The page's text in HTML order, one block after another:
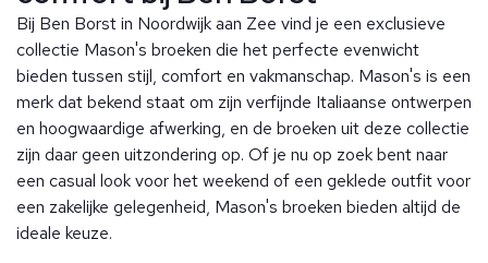
Bij Ben Borst in Noordwijk aan Zee vind je een exclusieve
collectie Mason's broeken die het perfecte evenwicht
bieden tussen stijl, comfort en vakmanschap. Mason's is een
merk dat bekend staat om zijn verfijnde Italiaanse ontwerpen
en hoogwaardige afwerking, en de broeken uit deze collectie
zijn daar geen uitzondering op. Of je nu op zoek bent naar
een casual look voor het weekend of een geklede outfit voor
een zakelijke gelegenheid, Mason's broeken bieden altijd de
ideale keuze.